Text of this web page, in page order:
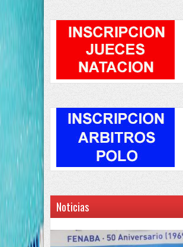
Noticias